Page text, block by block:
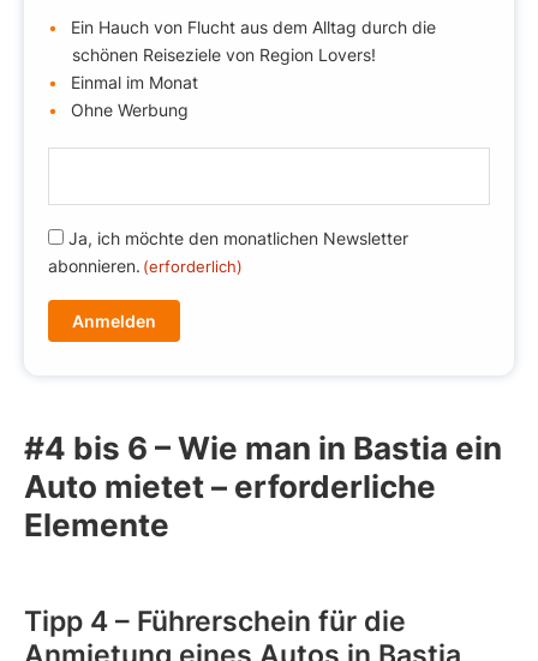
Ein Hauch von Flucht aus dem Alltag durch die
schönen Reiseziele von Region Lovers!
Einmal im Monat
Ohne Werbung
a
i
l
o
r
d
e
h
)
R
G
(
o
r
e
i
c
Ja, ich möchte den monatlichen Newsletter
abonnieren. (erforderlich)
#4 bis 6 – Wie man in Bastia ein
Auto mietet – erforderliche
Elemente
Tipp 4 – Führerschein für die
Anmietung eines Autos in Bastia